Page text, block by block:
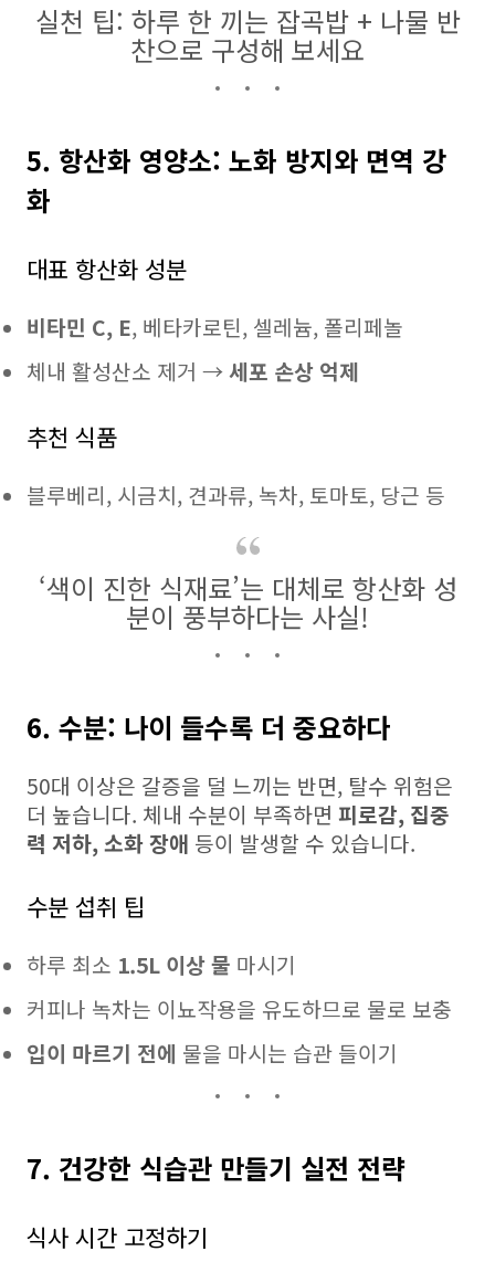
실천 팁: 하루 한 끼는 잡곡밥 + 나물 반
찬으로 구성해 보세요
5. 항산화 영양소: 노화 방지와 면역 강
화
대표 항산화 성분
비타민 C, E, 베타카로틴, 셀레늄, 폴리페놀
체내 활성산소 제거 →세포 손상 억제
추천 식품
블루베리, 시금치, 견과류, 녹차, 토마토, 당근 등
‘색이 진한 식재료’는 대체로 항산화 성
분이 풍부하다는 사실!
6. 수분: 나이 들수록 더 중요하다
50대 이상은 갈증을 덜 느끼는 반면, 탈수 위험은
더 높습니다. 체내 수분이 부족하면 피로감, 집중
력 저하, 소화 장애 등이 발생할 수 있습니다.
수분 섭취 팁
하루 최소 1.5L 이상 물 마시기
커피나 녹차는 이뇨작용을 유도하므로 물로 보충
입이 마르기 전에 물을 마시는 습관 들이기
7. 건강한 식습관 만들기 실전 전략
식사 시간 고정하기